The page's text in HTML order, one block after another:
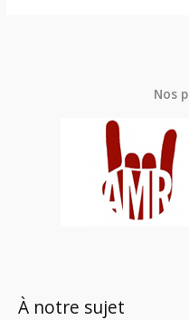
Nos
À notre sujet